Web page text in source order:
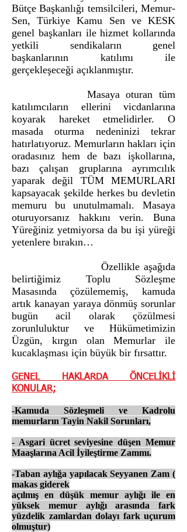
Bütçe Başkanlığı temsilcileri, Memur-
Sen, Türkiye Kamu Sen ve KESK
genel başkanları ile hizmet kollarında
yetkili sendikaların genel
başkanlarının katılımı ile
gerçekleşeceği açıklanmıştır.
Masaya oturan tüm
katılımcıların ellerini vicdanlarına
koyarak hareket etmelidirler. O
masada oturma nedeninizi tekrar
hatırlatıyoruz. Memurların hakları için
oradasınız hem de bazı işkollarına,
bazı çalışan gruplarına ayrımcılık
yaparak değil TÜM MEMURLARI
kapsayacak şekilde herkes bu devletin
memuru bu unutulmamalı. Masaya
oturuyorsanız hakkını verin. Buna
Yüreğiniz yetmiyorsa da bu işi yüreği
yetenlere bırakın…
Özellikle aşağıda
belirtiğimiz Toplu Sözleşme
Masasında çözülememiş, kamuda
artık kanayan yaraya dönmüş sorunlar
bugün acil olarak çözülmesi
zorunluluktur ve Hükümetimizin
Üzgün, kırgın olan Memurlar ile
kucaklaşması için büyük bir fırsattır.
GENEL HAKLARDA ÖNCELİKLİ
KONULAR;
-Kamuda Sözleşmeli ve Kadrolu
memurların Tayin Nakil Sorunları,
- Asgari ücret seviyesine düşen Memur
Maaşlarına Acil İyileştirme Zammı.
-Taban aylığa yapılacak Seyyanen Zam (
makas giderek
açılmış en düşük memur aylığı ile en
yüksek memur aylığı arasında fark
yüzdelik zamlardan dolayı fark uçurum
olmuştur)